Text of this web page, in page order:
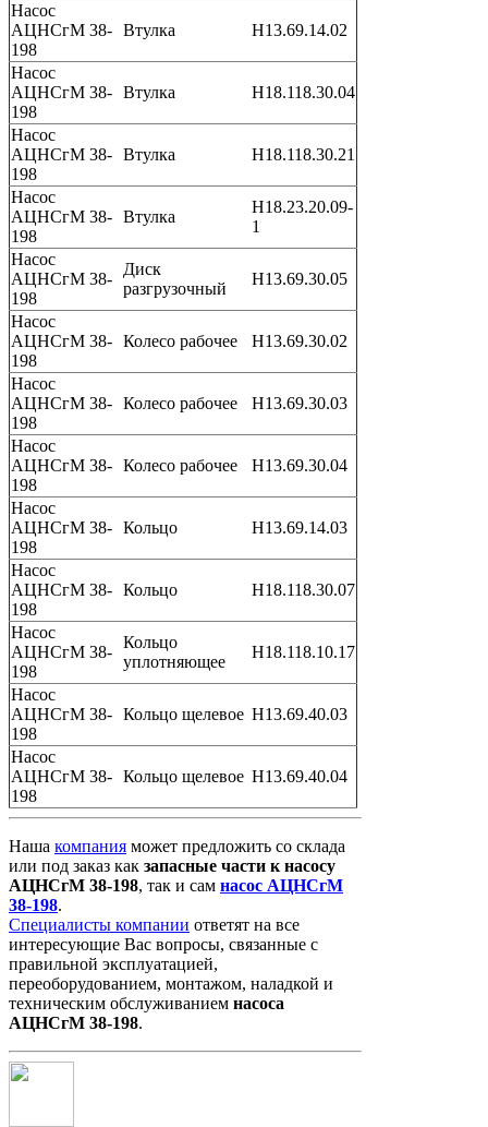
Насос
АЦНСгМ 38-
198
Втулка Н13.69.14.02
Насос
АЦНСгМ 38-
198
Втулка Н18.118.30.04
Насос
АЦНСгМ 38-
198
Втулка Н18.118.30.21
Насос
АЦНСгМ 38-
198
Втулка
Н18.23.20.09-
1
Насос
АЦНСгМ 38-
198
Диск
разгрузочный
Н13.69.30.05
Насос
АЦНСгМ 38-
198
Колесо рабочее Н13.69.30.02
Насос
АЦНСгМ 38-
198
Колесо рабочее Н13.69.30.03
Насос
АЦНСгМ 38-
198
Колесо рабочее Н13.69.30.04
Насос
АЦНСгМ 38-
198
Кольцо Н13.69.14.03
Насос
АЦНСгМ 38-
198
Кольцо Н18.118.30.07
Насос
АЦНСгМ 38-
198
Кольцо
уплотняющее
Н18.118.10.17
Насос
АЦНСгМ 38-
198
Кольцо щелевое Н13.69.40.03
Насос
АЦНСгМ 38-
198
Кольцо щелевое Н13.69.40.04
Наша компания может предложить со склада
или под заказ как запасные части к насосу
АЦНСгМ 38-198, так и сам насос АЦНСгМ
38-198.
Специалисты компании ответят на все
интересующие Вас вопросы, связанные с
правильной эксплуатацией,
переоборудованием, монтажом, наладкой и
техническим обслуживанием насоса
АЦНСгМ 38-198.